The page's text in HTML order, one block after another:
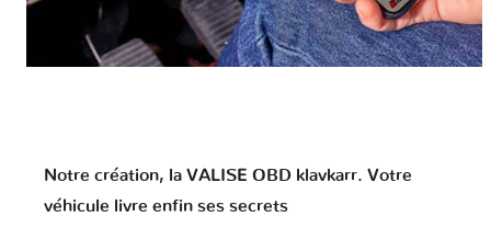
Notre création, la VALISE OBD klavkarr. Votre
véhicule livre enfin ses secrets